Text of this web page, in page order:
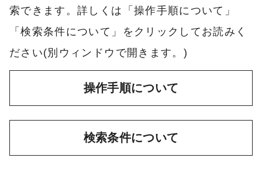
索できます。詳しくは「操作手順について」
「検索条件について」をクリックしてお読みく
ださい(別ウィンドウで開きます。)
操作手順について
検索条件について